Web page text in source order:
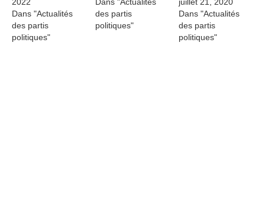
Dans "Actualités
des partis
politiques"
des partis
politiques"
Dans "Actualités
des partis
politiques"